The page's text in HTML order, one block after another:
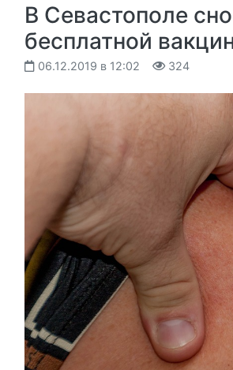
В Севастополе
бесплатной
06.12.2019 в 12:02 324